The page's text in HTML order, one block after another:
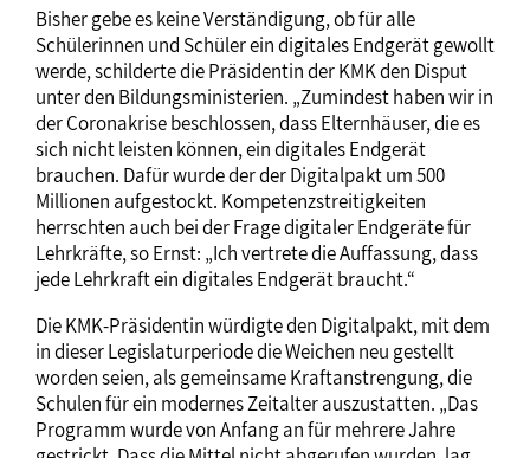
Bisher gebe es keine Verständigung, ob für alle
Schülerinnen und Schüler ein digitales Endgerät gewollt
werde, schilderte die Präsidentin der KMK den Disput
unter den Bildungsministerien. „Zumindest haben wir in
der Coronakrise beschlossen, dass Elternhäuser, die es
sich nicht leisten können, ein digitales Endgerät
brauchen. Dafür wurde der der Digitalpakt um 500
Millionen aufgestockt. Kompetenzstreitigkeiten
herrschten auch bei der Frage digitaler Endgeräte für
Lehrkräfte, so Ernst: „Ich vertrete die Auffassung, dass
jede Lehrkraft ein digitales Endgerät braucht.“
Die KMK-Präsidentin würdigte den Digitalpakt, mit dem
in dieser Legislaturperiode die Weichen neu gestellt
worden seien, als gemeinsame Kraftanstrengung, die
Schulen für ein modernes Zeitalter auszustatten. „Das
Programm wurde von Anfang an für mehrere Jahre